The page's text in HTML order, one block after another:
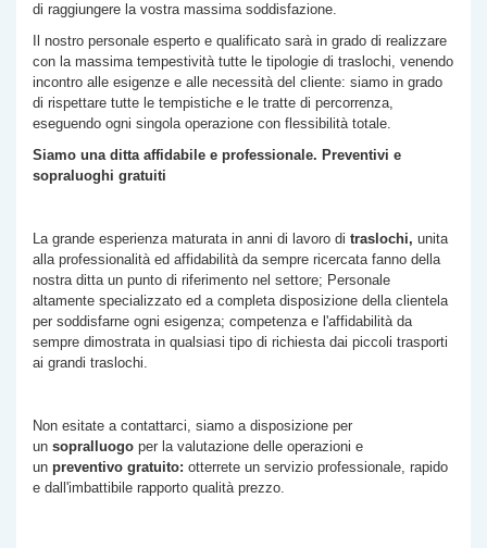
di raggiungere la vostra massima soddisfazione.
Il nostro personale esperto e qualificato sarà in grado di realizzare
con la massima tempestività tutte le tipologie di traslochi, venendo
incontro alle esigenze e alle necessità del cliente: siamo in grado
di rispettare tutte le tempistiche e le tratte di percorrenza,
eseguendo ogni singola operazione con flessibilità totale.
Siamo una ditta affidabile e professionale. Preventivi e
sopraluoghi gratuiti
La grande esperienza maturata in anni di lavoro di traslochi, unita
alla professionalità ed affidabilità da sempre ricercata fanno della
nostra ditta un punto di riferimento nel settore; Personale
altamente specializzato ed a completa disposizione della clientela
per soddisfarne ogni esigenza; competenza e l'affidabilità da
sempre dimostrata in qualsiasi tipo di richiesta dai piccoli trasporti
ai grandi traslochi.
Non esitate a contattarci, siamo a disposizione per
un sopralluogo per la valutazione delle operazioni e
un preventivo gratuito: otterrete un servizio professionale, rapido
e dall'imbattibile rapporto qualità prezzo.